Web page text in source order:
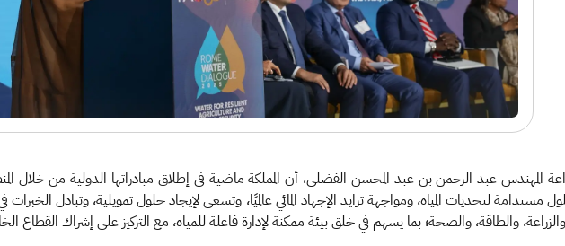
المهندس عبد الرحمن بن عبد المحسن الفضلي، أن المملكة ماضية في إطلاق مبادراتها الدولية من خلال
مستدامة لتحديات المياه، ومواجهة تزايد الإجهاد المائي عالميًا، وتسعى لإيجاد حلول تمويلية، وتبادل الخبرات
والطاقة، والصحة؛ بما يسهم في خلق بيئة ممكنة لإدارة فاعلة للمياه، مع التركيز على إشراك القطاع